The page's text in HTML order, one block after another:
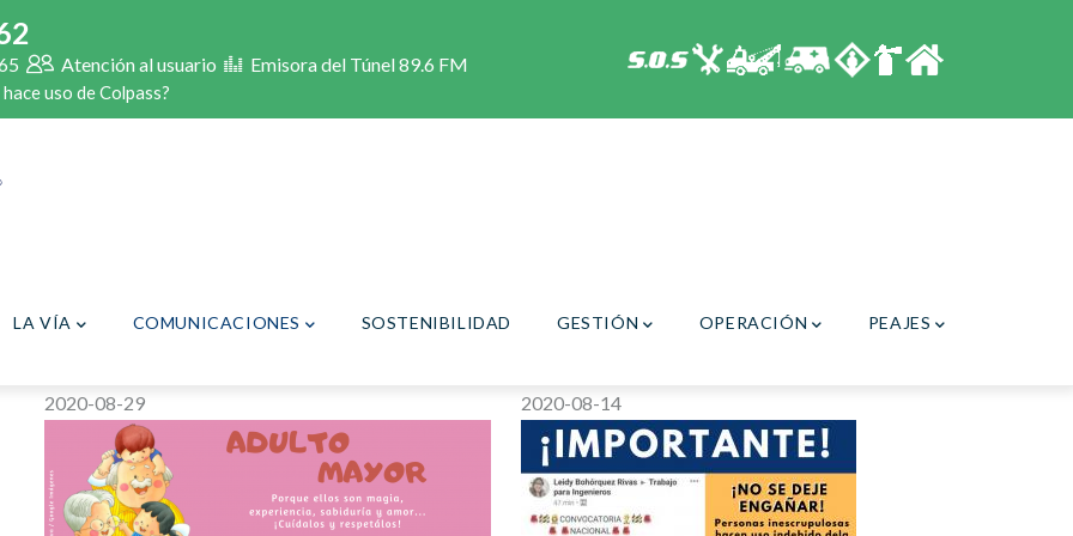
Atención al usuario Emisora del Túnel 89.6 FM
uso de Colpass?
LA VÍA COMUNICACIONES SOSTENIBILIDAD GESTIÓN OPERACIÓN PEAJES
2020-08-29 2020-08-14